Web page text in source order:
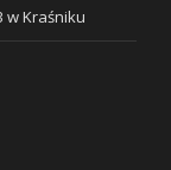
w Kraśniku